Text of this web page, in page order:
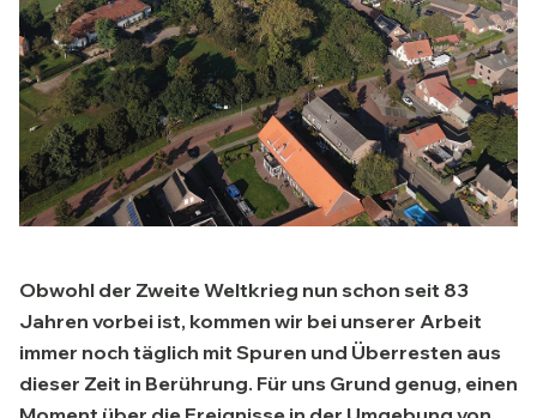
Obwohl der Zweite Weltkrieg nun schon seit 83
Jahren vorbei ist, kommen wir bei unserer Arbeit
immer noch täglich mit Spuren und Überresten aus
dieser Zeit in Berührung. Für uns Grund genug, einen